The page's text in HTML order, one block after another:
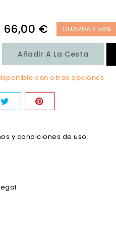
66,00 € GUARDAR 50%
Añadir A La Cesta
con otras opciones
y condiciones de uso